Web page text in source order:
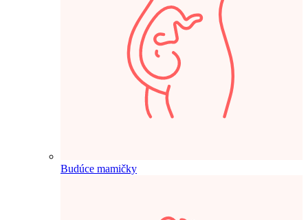
Budúce mamičky